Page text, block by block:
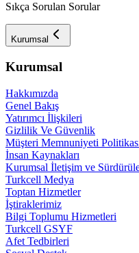
Sıkça Sorulan Sorular
Kurumsal
Kurumsal
Hakkımızda
Genel Bakış
Yatırımcı İlişkileri
Gizlilik Ve Güvenlik
Müşteri Memnuniyeti
İnsan Kaynakları
Kurumsal İletişim ve
Turkcell Medya
Toptan Hizmetler
İştiraklerimiz
Bilgi Toplumu Hizmetleri
Turkcell GSYF
Afet Tedbirleri